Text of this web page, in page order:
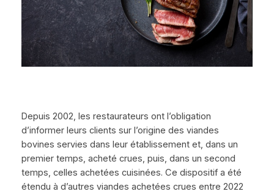
Depuis 2002, les restaurateurs ont l’obligation
d’informer leurs clients sur l’origine des viandes
bovines servies dans leur établissement et, dans un
premier temps, acheté crues, puis, dans un second
temps, celles achetées cuisinées. Ce dispositif a été
étendu à d’autres viandes achetées crues entre 2022